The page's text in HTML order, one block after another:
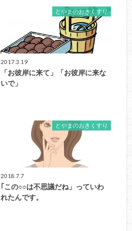
とやまのおきくすり
2017.3.19
「お彼岸に来て」「お彼岸に来な
いで」
とやまのおきくすり
2018.7.7
｢この○○は不思議だね」っていわ
れたんです。